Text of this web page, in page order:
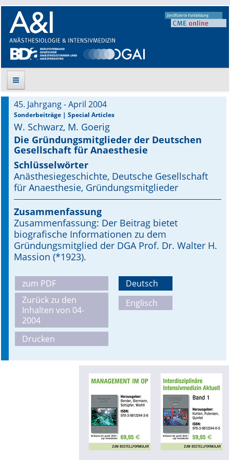
Suche
Aktuelle Ausgabe
Leitlinien
Archiv
Supplements OrphanAnesthesia
Online First
Mediadaten
Autoren-Service
Bestell-Service
Stellenmarkt
45. Jahrgang - April 2004
Sonderbeiträge | Special Articles
W. Schwarz, M. Goerig
Die Gründungsmitglieder der Deutschen
Gesellschaft für Anaesthesie
Schlüsselwörter
Anästhesiegeschichte, Deutsche Gesellschaft
für Anaesthesie, Gründungsmitglieder
Zusammenfassung
Zusammenfassung: Der Beitrag bietet
biografische Informationen zu dem
Gründungsmitglied der DGA Prof. Dr. Walter H.
Massion (*1923).
zum PDF
Zurück zu den
Inhalten von 04-
2004
Drucken
Deutsch
Englisch